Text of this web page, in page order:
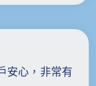
安心，非常有